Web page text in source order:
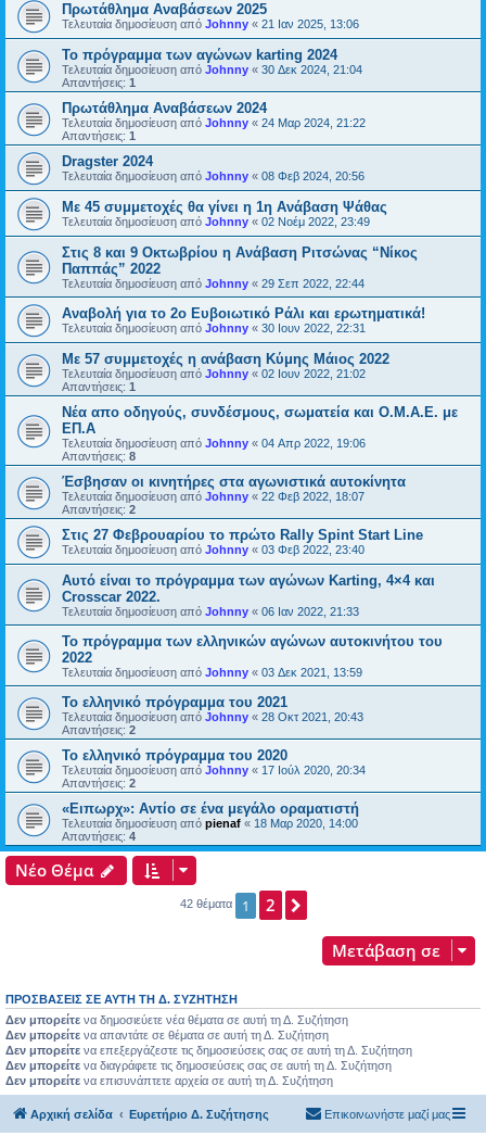
Πρωτάθλημα Αναβάσεων 2025
Τελευταία δημοσίευση από Johnny « 21 Ιαν 2025, 13:06
Το πρόγραμμα των αγώνων karting 2024
Τελευταία δημοσίευση από Johnny « 30 Δεκ 2024, 21:04
Απαντήσεις: 1
Πρωτάθλημα Αναβάσεων 2024
Τελευταία δημοσίευση από Johnny « 24 Μαρ 2024, 21:22
Απαντήσεις: 1
Dragster 2024
Τελευταία δημοσίευση από Johnny « 08 Φεβ 2024, 20:56
Με 45 συμμετοχές θα γίνει η 1η Ανάβαση Ψάθας
Τελευταία δημοσίευση από Johnny « 02 Νοέμ 2022, 23:49
Στις 8 και 9 Οκτωβρίου η Ανάβαση Ριτσώνας “Νίκος
Παππάς” 2022
Τελευταία δημοσίευση από Johnny « 29 Σεπ 2022, 22:44
Αναβολή για το 2ο Ευβοιωτικό Ράλι και ερωτηματικά!
Τελευταία δημοσίευση από Johnny « 30 Ιουν 2022, 22:31
Με 57 συμμετοχές η ανάβαση Κύμης Μάιος 2022
Τελευταία δημοσίευση από Johnny « 02 Ιουν 2022, 21:02
Απαντήσεις: 1
Νέα απο οδηγούς, συνδέσμους, σωματεία και Ο.Μ.Α.Ε. με
ΕΠ.Α
Τελευταία δημοσίευση από Johnny « 04 Απρ 2022, 19:06
Απαντήσεις: 8
Έσβησαν οι κινητήρες στα αγωνιστικά αυτοκίνητα
Τελευταία δημοσίευση από Johnny « 22 Φεβ 2022, 18:07
Απαντήσεις: 2
Στις 27 Φεβρουαρίου το πρώτο Rally Spint Start Line
Τελευταία δημοσίευση από Johnny « 03 Φεβ 2022, 23:40
Αυτό είναι το πρόγραμμα των αγώνων Karting, 4×4 και
Crosscar 2022.
Τελευταία δημοσίευση από Johnny « 06 Ιαν 2022, 21:33
Το πρόγραμμα των ελληνικών αγώνων αυτοκινήτου του
2022
Τελευταία δημοσίευση από Johnny « 03 Δεκ 2021, 13:59
Το ελληνικό πρόγραμμα του 2021
Τελευταία δημοσίευση από Johnny « 28 Οκτ 2021, 20:43
Απαντήσεις: 2
Το ελληνικό πρόγραμμα του 2020
Τελευταία δημοσίευση από Johnny « 17 Ιούλ 2020, 20:34
Απαντήσεις: 2
«Ειπωρχ»: Αντίο σε ένα μεγάλο οραματιστή
Τελευταία δημοσίευση από pienaf « 18 Μαρ 2020, 14:00
Απαντήσεις: 4
Νέο Θέμα
42 θέματα 1 2
Μετάβαση σε
ΠΡΟΣΒΆΣΕΙΣ ΣΕ ΑΥΤΉ ΤΗ Δ. ΣΥΖΉΤΗΣΗ
Δεν μπορείτε να δημοσιεύετε νέα θέματα σε αυτή τη Δ. Συζήτηση
Δεν μπορείτε να απαντάτε σε θέματα σε αυτή τη Δ. Συζήτηση
Δεν μπορείτε να επεξεργάζεστε τις δημοσιεύσεις σας σε αυτή τη Δ. Συζήτηση
Δεν μπορείτε να διαγράφετε τις δημοσιεύσεις σας σε αυτή τη Δ. Συζήτηση
Δεν μπορείτε να επισυνάπτετε αρχεία σε αυτή τη Δ. Συζήτηση
Αρχική σελίδα Ευρετήριο Δ. Συζήτησης Επικοινωνήστε μαζί μας